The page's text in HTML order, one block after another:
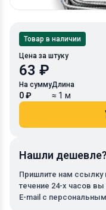
Товар в наличии
Цена за штуку
63 ₽
На сумму
0 ₽
Длина
≈ 1 м
Нашли дешевле?
Пришлите нам ссылку
течение 24-х часов
E-mail с